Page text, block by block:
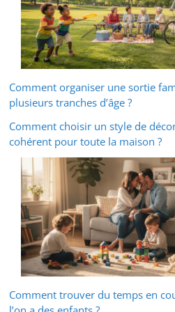
Comment organiser une sortie
plusieurs tranches d’âge ?
Comment choisir un style de
cohérent pour toute la maison ?
Comment trouver du temps en